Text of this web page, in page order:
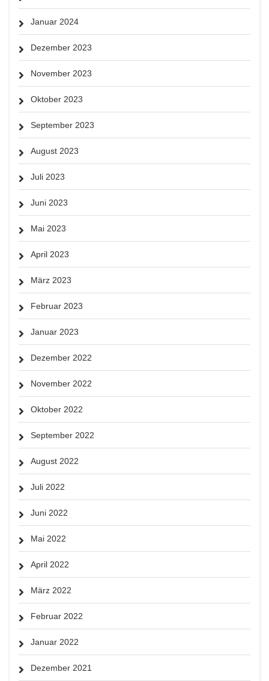
Januar 2024
Dezember 2023
November 2023
Oktober 2023
September 2023
August 2023
Juli 2023
Juni 2023
Mai 2023
April 2023
März 2023
Februar 2023
Januar 2023
Dezember 2022
November 2022
Oktober 2022
September 2022
August 2022
Juli 2022
Juni 2022
Mai 2022
April 2022
März 2022
Februar 2022
Januar 2022
Dezember 2021